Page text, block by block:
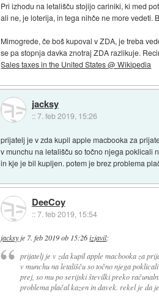
Pri izhodu na letališču stojijo cariniki, ki med
ali ne, je loterija, in tega nihče ne more vedeti.
Mimogrede, če boš kupoval v ZDA, je treba
se pa stopnja davka znotraj ZDA razlikuje.
Sales taxes in the United States @ Wikipedia
jacksy
::7. feb 2019, 15:26
prijatelj je v zda kupil apple macbooka za
v munchu na letališču so točno njega poklicali
in kje je bil kupljen. potem je brez problema
DeeCoy
::7. feb 2019, 15:54
jacksyje 7. feb 2019 ob 15:26 izjavil:
prijatelj je v zda kupil apple macbooka za
v munchu na letališču so točno njega
prej, so mu po serijski številki preko
problema plačal kazen in davek. rekel je da